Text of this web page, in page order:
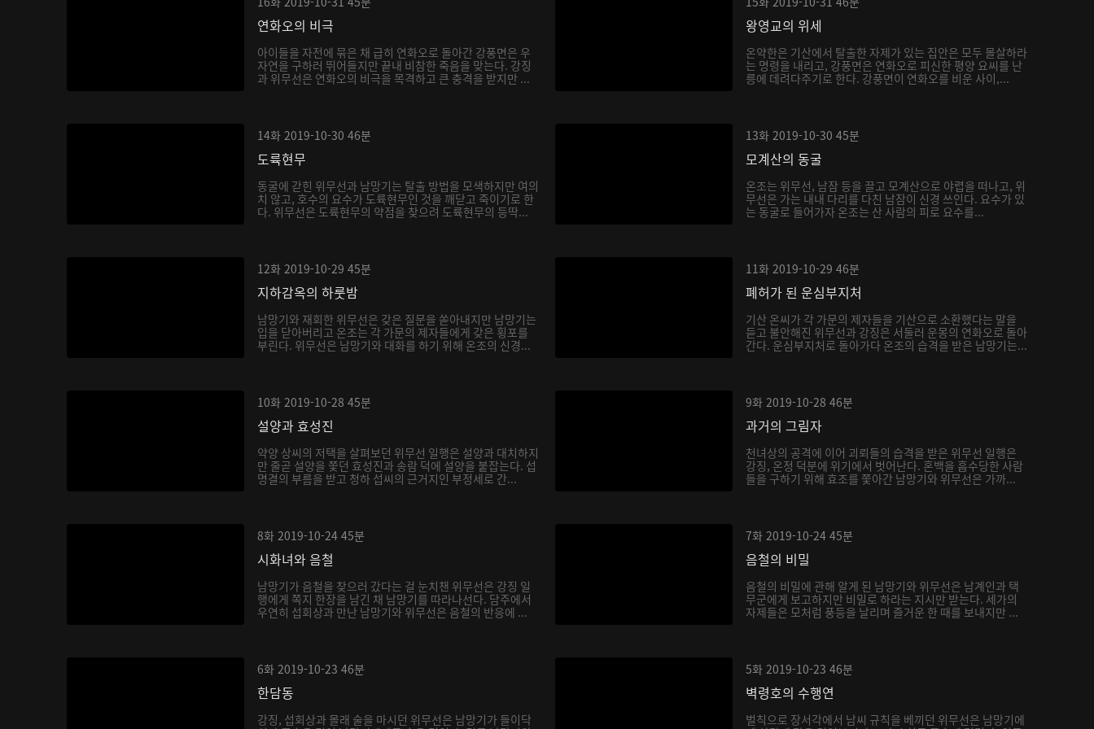
연화오의 비극
아이들을 자전에 묶은 채 급히 연화오로 돌아간 강풍면은 우
자연을 구하러 뛰어들지만 끝내 비참한 죽음을 맞는다. 강징
과 위무선은 연화오의 비극을 목격하고 큰 충격을 받지만 ...
왕영교의 위세
온약한은 기산에서 탈출한 자제가 있는 집안은 모두 몰살하라
는 명령을 내리고, 강풍면은 연화오로 피신한 평양 요씨를 난
릉에 데려다주기로 한다. 강풍면이 연화오를 비운 사이,...
14화 2019-10-30 46분
도륙현무
동굴에 갇힌 위무선과 남망기는 탈출 방법을 모색하지만 여의
치 않고, 호수의 요수가 도륙현무인 것을 깨닫고 죽이기로 한
다. 위무선은 도륙현무의 약점을 찾으려 도륙현무의 등딱...
13화 2019-10-30 45분
모계산의 동굴
온조는 위무선, 남잠 등을 끌고 모계산으로 야렵을 떠나고, 위
무선은 가는 내내 다리를 다친 남잠이 신경 쓰인다. 요수가 있
는 동굴로 들어가자 온조는 산 사람의 피로 요수를...
12화 2019-10-29 45분
지하감옥의 하룻밤
남망기와 재회한 위무선은 갖은 질문을 쏟아내지만 남망기는
입을 닫아버리고 온조는 각 가문의 제자들에게 갖은 횡포를
부린다. 위무선은 남망기와 대화를 하기 위해 온조의 신경...
11화 2019-10-29 46분
폐허가 된 운심부지처
기산 온씨가 각 가문의 제자들을 기산으로 소환했다는 말을
듣고 불안해진 위무선과 강징은 서둘러 운몽의 연화오로 돌아
간다. 운심부지처로 돌아가다 온조의 습격을 받은 남망기는...
10화 2019-10-28 45분
설양과 효성진
약양 상씨의 저택을 살펴보던 위무선 일행은 설양과 대치하지
만 줄곧 설양을 쫓던 효성진과 송람 덕에 설양을 붙잡는다. 섭
명결의 부름을 받고 청하 섭씨의 근거지인 부정세로 간...
9화 2019-10-28 46분
과거의 그림자
천녀상의 공격에 이어 괴뢰들의 습격을 받은 위무선 일행은
강징, 온정 덕분에 위기에서 벗어난다. 혼백을 흡수당한 사람
들을 구하기 위해 효조를 쫓아간 남망기와 위무선은 가까...
8화 2019-10-24 45분
시화녀와 음철
남망기가 음철을 찾으러 갔다는 걸 눈치챈 위무선은 강징 일
행에게 쪽지 한장을 남긴 채 남망기를 따라나선다. 담주에서
우연히 섭회상과 만난 남망기와 위무선은 음철의 반응에 ...
7화 2019-10-24 45분
음철의 비밀
음철의 비밀에 관해 알게 된 남망기와 위무선은 남계인과 택
무군에게 보고하지만 비밀로 하라는 지시만 받는다. 세가의
자제들은 모처럼 풍등을 날리며 즐거운 한 때를 보내지만 ...
6화 2019-10-23 46분
한담동
강징, 섭회상과 몰래 술을 마시던 위무선은 남망기가 들이닥
5화 2019-10-23 46분
벽령호의 수행연
벌칙으로 장서각에서 남씨 규칙을 베끼던 위무선은 남망기에